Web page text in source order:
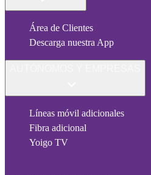
Área de Clientes
Descarga nuestra App
Líneas móvil adicionales
Fibra adicional
Yoigo TV